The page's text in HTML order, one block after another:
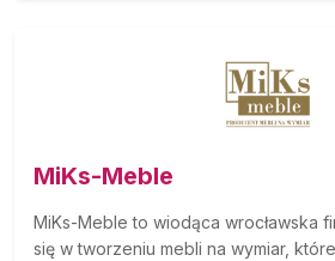
MiKs-Meble
MiKs-Meble to wiodąca wrocławska
się w tworzeniu mebli na wymiar,